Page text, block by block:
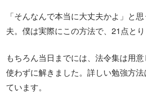
「そんなんで本当に大丈夫かよ」と
夫。僕は実際にこの方法で、21点とり
もちろん当日までには、法令集は用
使わずに解きました。詳しい勉強方
ています。